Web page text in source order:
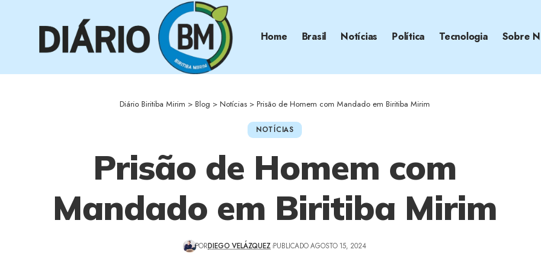
Home Brasil Notícias Política Tecnologia Sobre
Diário Biritiba Mirim > Blog > Notícias > Prisão de Homem com Mandado em Biritiba Mirim
NOTÍCIAS
Prisão de Homem com
Mandado em Biritiba Mirim
PORDIEGO VELÁZQUEZ PUBLICADO AGOSTO 15, 2024